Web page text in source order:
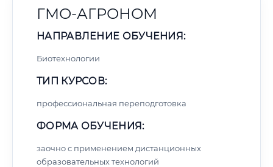
ГМО-АГРОНОМ
НАПРАВЛЕНИЕ ОБУЧЕНИЯ:
Биотехнологии
ТИП КУРСОВ:
профессиональная переподготовка
ФОРМА ОБУЧЕНИЯ:
заочно с применением дистанционных
образовательных технологий